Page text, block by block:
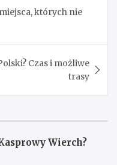
których nie
Czas i możliwe
trasy
Wierch?